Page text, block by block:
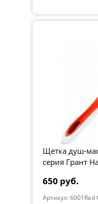
Щетка душ-
серия Грант
650 руб.
Артикул: 6001Red